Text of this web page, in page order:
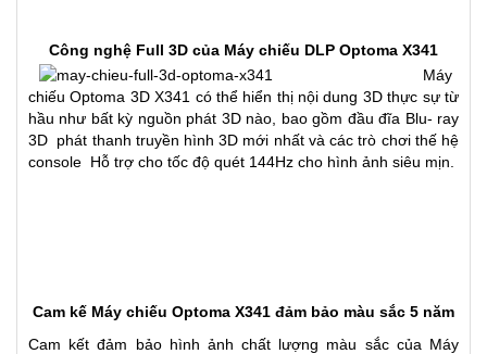
Công nghệ Full 3D của Máy chiếu DLP Optoma X341
Máy
chiếu Optoma 3D X341 có thể hiển thị nội dung 3D thực sự từ
hầu như bất kỳ nguồn phát 3D nào, bao gồm đầu đĩa Blu- ray
3D phát thanh truyền hình 3D mới nhất và các trò chơi thế hệ
console Hỗ trợ cho tốc độ quét 144Hz cho hình ảnh siêu mịn.
Cam kế Máy chiếu Optoma X341 đảm bảo màu sắc 5 năm
Cam kết đảm bảo hình ảnh chất lượng màu sắc của Máy